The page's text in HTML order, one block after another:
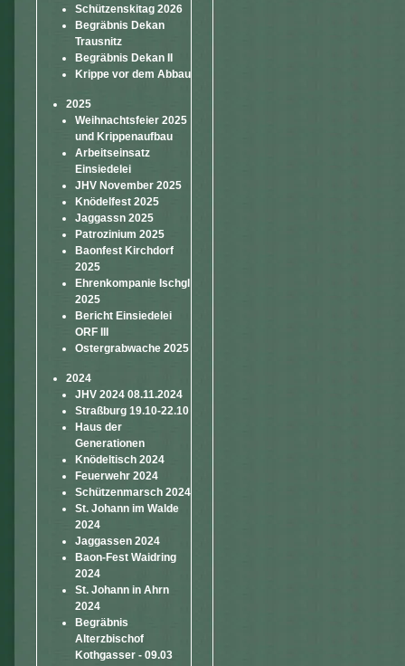
Schützenskitag 2026
Begräbnis Dekan
Trausnitz
Begräbnis Dekan II
Krippe vor dem Abbau
2025
Weihnachtsfeier 2025
und Krippenaufbau
Arbeitseinsatz
Einsiedelei
JHV November 2025
Knödelfest 2025
Jaggassn 2025
Patrozinium 2025
Baonfest Kirchdorf
2025
Ehrenkompanie Ischgl
2025
Bericht Einsiedelei
ORF III
Ostergrabwache 2025
2024
JHV 2024 08.11.2024
Straßburg 19.10-22.10
Haus der
Generationen
Knödeltisch 2024
Feuerwehr 2024
Schützenmarsch 2024
St. Johann im Walde
2024
Jaggassen 2024
Baon-Fest Waidring
2024
St. Johann in Ahrn
2024
Begräbnis
Alterzbischof
Kothgasser - 09.03